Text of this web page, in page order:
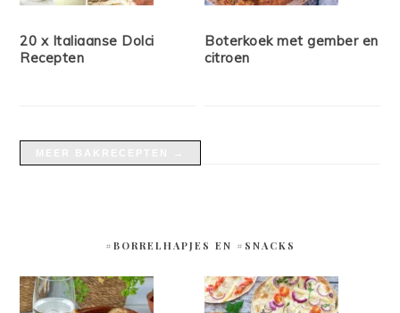
20 x Italiaanse Dolci
Recepten
Boterkoek met gember en
citroen
#BORRELHAPJES EN #SNACKS